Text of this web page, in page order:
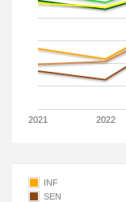
2021 2022
INF
SEN